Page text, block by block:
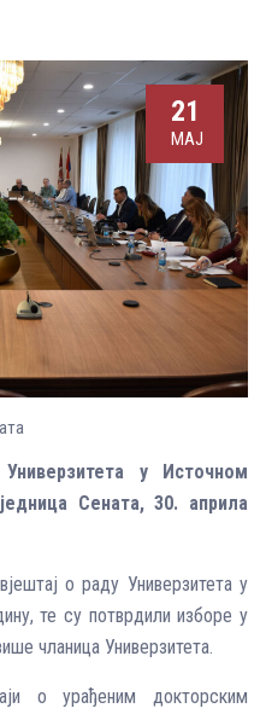
21
МАЈ
у Источном
Сената, 30. априла
о раду Универзитета у
те су потврдили изборе у
чланица Универзитета.
о урађеним докторским